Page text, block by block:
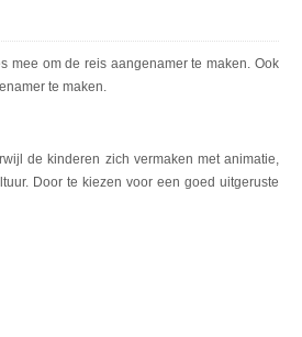
mee om de reis aangenamer te maken. Ook
te maken.
de kinderen zich vermaken met animatie,
Door te kiezen voor een goed uitgeruste